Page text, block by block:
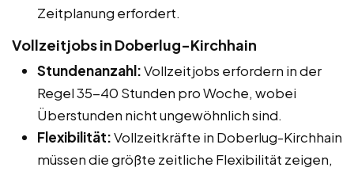
Zeitplanung erfordert.
Vollzeitjobs in Doberlug-Kirchhain
Stundenanzahl:Vollzeitjobs erfordern in der
Regel 35-40 Stunden pro Woche, wobei
Überstunden nicht ungewöhnlich sind.
Flexibilität:Vollzeitkräfte in Doberlug-Kirchhain
müssen die größte zeitliche Flexibilität zeigen,